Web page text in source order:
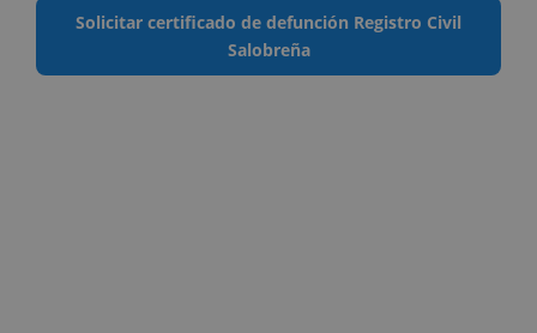
Solicitar certificado de defunción Registro Civil
Salobreña